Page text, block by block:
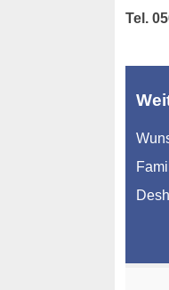
Tel.